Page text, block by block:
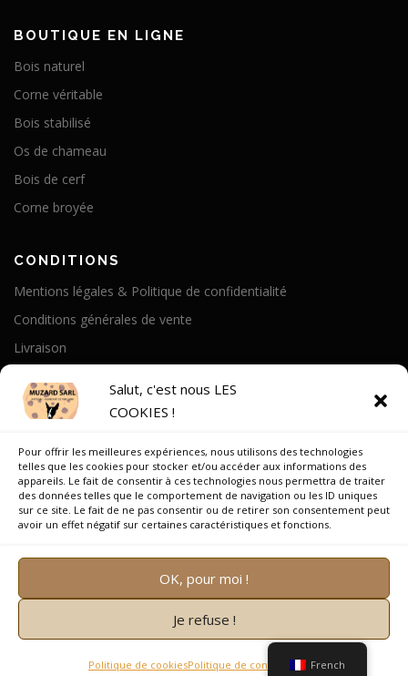
Salut, c'est nous LES
COOKIES !
Pour offrir les meilleures expériences, nous utilisons des technologies
telles que les cookies pour stocker et/ou accéder aux informations des
appareils. Le fait de consentir à ces technologies nous permettra de traiter
des données telles que le comportement de navigation ou les ID uniques
sur ce site. Le fait de ne pas consentir ou de retirer son consentement peut
avoir un effet négatif sur certaines caractéristiques et fonctions.
OK, pour moi !
Je refuse !
Politique de cookiesPolitique de confidentialité
BOUTIQUE EN LIGNE
Bois naturel
Corne véritable
Bois stabilisé
Os de chameau
Bois de cerf
Corne broyée
CONDITIONS
Mentions légales & Politique de confidentialité
Conditions générales de vente
Livraison
Notre Histoire
On parle de nous
Recrutement
Copyright © 2026 Muzard SARL
FameThemes. Traduit par Wp Trads.
French